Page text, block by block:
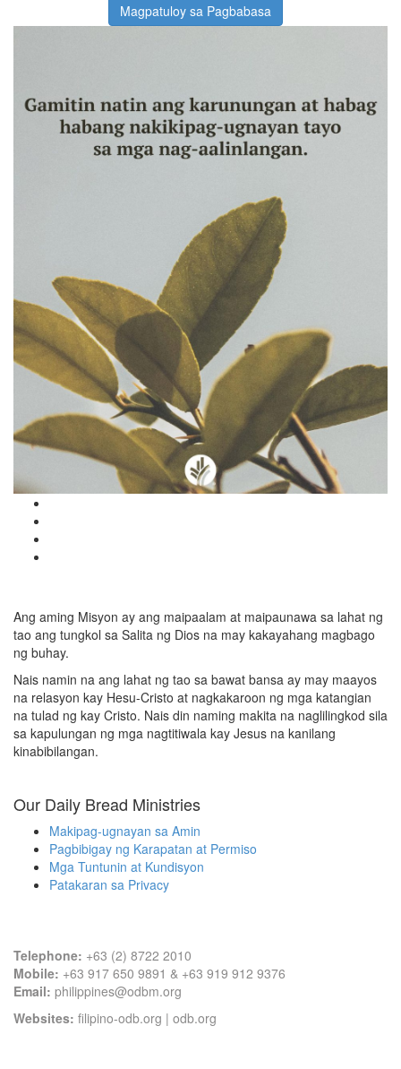
Magpatuloy sa Pagbabasa
Ang aming Misyon ay ang maipaalam at maipaunawa sa lahat ng
tao ang tungkol sa Salita ng Dios na may kakayahang magbago
ng buhay.
Nais namin na ang lahat ng tao sa bawat bansa ay may maayos
na relasyon kay Hesu-Cristo at nagkakaroon ng mga katangian
na tulad ng kay Cristo. Nais din naming makita na naglilingkod sila
sa kapulungan ng mga nagtitiwala kay Jesus na kanilang
kinabibilangan.
Our Daily Bread Ministries
Makipag-ugnayan sa Amin
Pagbibigay ng Karapatan at Permiso
Mga Tuntunin at Kundisyon
Patakaran sa Privacy
Telephone: +63 (2) 8722 2010
Mobile: +63 917 650 9891 & +63 919 912 9376
Email: philippines@odbm.org
Websites: filipino-odb.org | odb.org